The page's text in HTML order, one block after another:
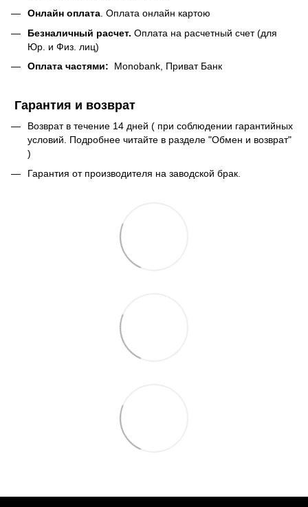
Онлайн оплата . Оплата онлайн картою
Безналичный расчет. Оплата на расчетный счет (для
Юр. и Физ. лиц)
Оплата частями: Monobank, Приват Банк
Гарантия и возврат
Возврат в течение 14 дней ( при соблюдении гарантийных
условий. Подробнее читайте в разделе "Обмен и возврат"
)
Гарантия от производителя на заводской брак.